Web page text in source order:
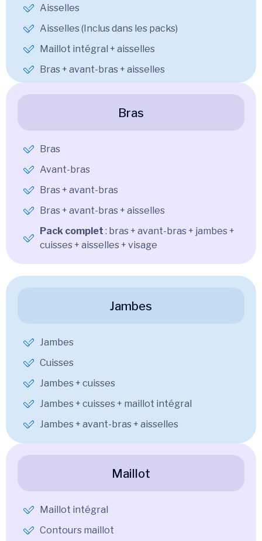
Aisselles
Aisselles (Inclus dans les packs)
Maillot intégral + aisselles
Bras + avant-bras + aisselles
Bras
Bras
Avant-bras
Bras + avant-bras
Bras + avant-bras + aisselles
Pack complet : bras + avant-bras + jambes +
cuisses + aisselles + visage
Jambes
Jambes
Cuisses
Jambes + cuisses
Jambes + cuisses + maillot intégral
Jambes + avant-bras + aisselles
Maillot
Maillot intégral
Contours maillot